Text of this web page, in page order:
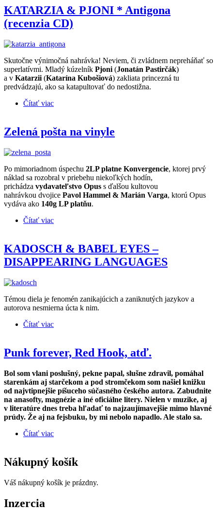
KATARZIA & PJONI * Antigona
(recenzia CD)
Skutočne výnimočná nahrávka! Neviem, či zvládnem nepreháňať so
superlatívmi. Mladý kúzelník Pjoni (Jonatán Pastirčák)
a v Katarzii (Katarína Kubošiová) zakliata princezná tu
predvádzajú, ako sa katapultovať do nedostižna.
Čítať viac
Zelená pošta na vinyle
Po mimoriadnom úspechu 2LP platne Konvergencie, ktorej prvý
náklad sa rozobral v priebehu niekoľkých hodín,
prichádza vydavateľstvo Opus s ďalšou kultovou
nahrávkou dvojice Pavol Hammel & Marián Varga, ktorú Opus
vydáva ako 140g LP platňu.
Čítať viac
KADOSCH & BABEL EYES –
DISAPPEARING LANGUAGES
Témou diela je fenomén zanikajúcich a zaniknutých jazykov a
autorova nesmierna úcta k nim.
Čítať viac
Punk forever, Red Hook, atď.
Bol som vlani poslušný, pekne papal, slušne zdravil, pomáhal
starenkám aj starčekom a pod stromčekom som našiel knižku
od najvtipnejšie píšuceho súčasného českého autora. Zabudnite
na anasofty, magnézie a iné oficiálne litery. Nielen v muzike, aj
v literatúre dnes treba hľadať to najzaujímavejšie mimo hlavné
prúdy. Že aj na fejsbuku, by mi nebolo napadlo. Ale stalo sa.
Čítať viac
Nákupný košík
Váš nákupný košík je prázdny.
Inzercia